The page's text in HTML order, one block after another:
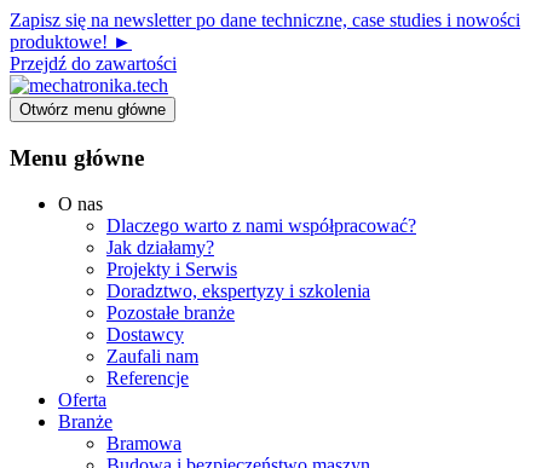
Zapisz się na newsletter po dane techniczne, case studies i nowości
produktowe! ►
Przejdź do zawartości
Otwórz menu główne
Menu główne
O nas
Dlaczego warto z nami współpracować?
Jak działamy?
Projekty i Serwis
Doradztwo, ekspertyzy i szkolenia
Pozostałe branże
Dostawcy
Zaufali nam
Referencje
Oferta
Branże
Bramowa